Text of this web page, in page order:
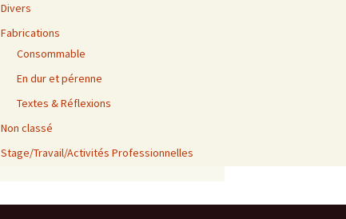
Divers
Fabrications
Consommable
En dur et pérenne
Textes & Réflexions
Non classé
Stage/Travail/Activités Professionnelles